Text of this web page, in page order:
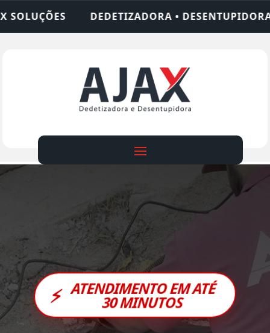
• DESENTUPIDORA • LIMPEZA DE FOSSA
⚡ ATENDIMENTO EM ATÉ
30 MINUTOS